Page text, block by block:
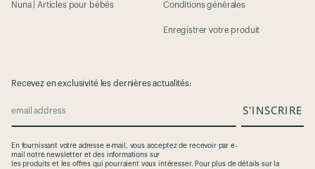
Nuna | Articles pour bébés Conditions générales
Enregistrer votre produit
Recevez en exclusivité les dernières actualités:
email address S'INSCRIRE
En fournissant votre adressee-mail, vous acceptezde recevoirpar e-
mailnotrenewsletter et des informationssur
lesproduits et lesoffres quipourraient vous intéresser. Pour plus dedétails sur la